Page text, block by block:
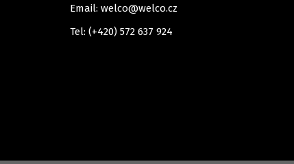
Email: welco@welco.cz
Tel: (+420) 572 637 924